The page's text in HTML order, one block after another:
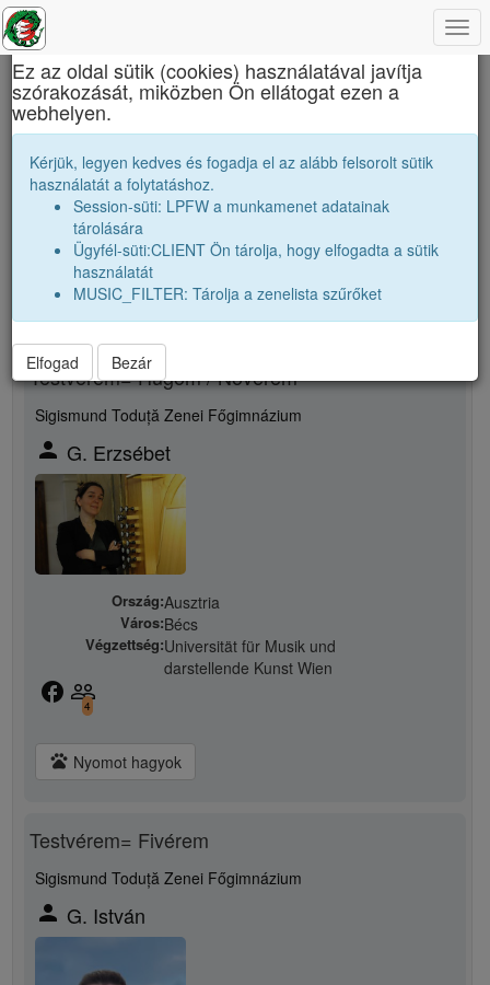
Báthory István Elméleti Líceum
G. Imre
Új rokonsági kapcsolat megjelölése
Rokon neme
Testvérem= Hugom / Növérem
Sigismund Toduță Zenei Főgimnázium
person G. Erzsébet
Ország:Ausztria
Város:Bécs
Végzettség:Universität für Musik und
darstellende Kunst Wien
facebook people_outline
4
pets Nyomot hagyok
Testvérem= Fivérem
Sigismund Toduță Zenei Főgimnázium
person G. István
×
Ez az oldal sütik (cookies) használatával javítja
szórakozását, miközben Ön ellátogat ezen a
webhelyen.
Kérjük, legyen kedves és fogadja el az alább felsorolt sütik
használatát a folytatáshoz.
Session-süti: LPFW a munkamenet adatainak
tárolására
Ügyfél-süti:CLIENT Ön tárolja, hogy elfogadta a sütik
használatát
MUSIC_FILTER: Tárolja a zenelista szűrőket
Elfogad Bezár